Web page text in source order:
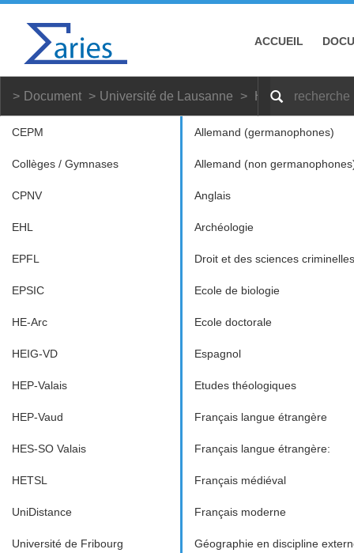
ACCUEIL
Document Université de Lausanne Histoire et
CEPM
Collèges / Gymnases
CPNV
EHL
EPFL
EPSIC
HE-Arc
HEIG-VD
HEP-Valais
HEP-Vaud
HES-SO Valais
HETSL
UniDistance
Université de Fribourg
Allemand (germanophones)
Allemand (non
Anglais
Archéologie
Droit et des sciences criminelles
Ecole de biologie
Ecole doctorale
Espagnol
Etudes théologiques
Français langue étrangère
Français langue étrangère:
Français médiéval
Français moderne
Géographie en discipline